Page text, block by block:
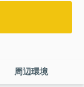
周辺環境